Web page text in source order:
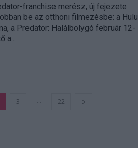
franchise merész, új fejezete
be az otthoni filmezésbe: a Hulu
a Predator: Halálbolygó február 12-
a...
3 ... 22